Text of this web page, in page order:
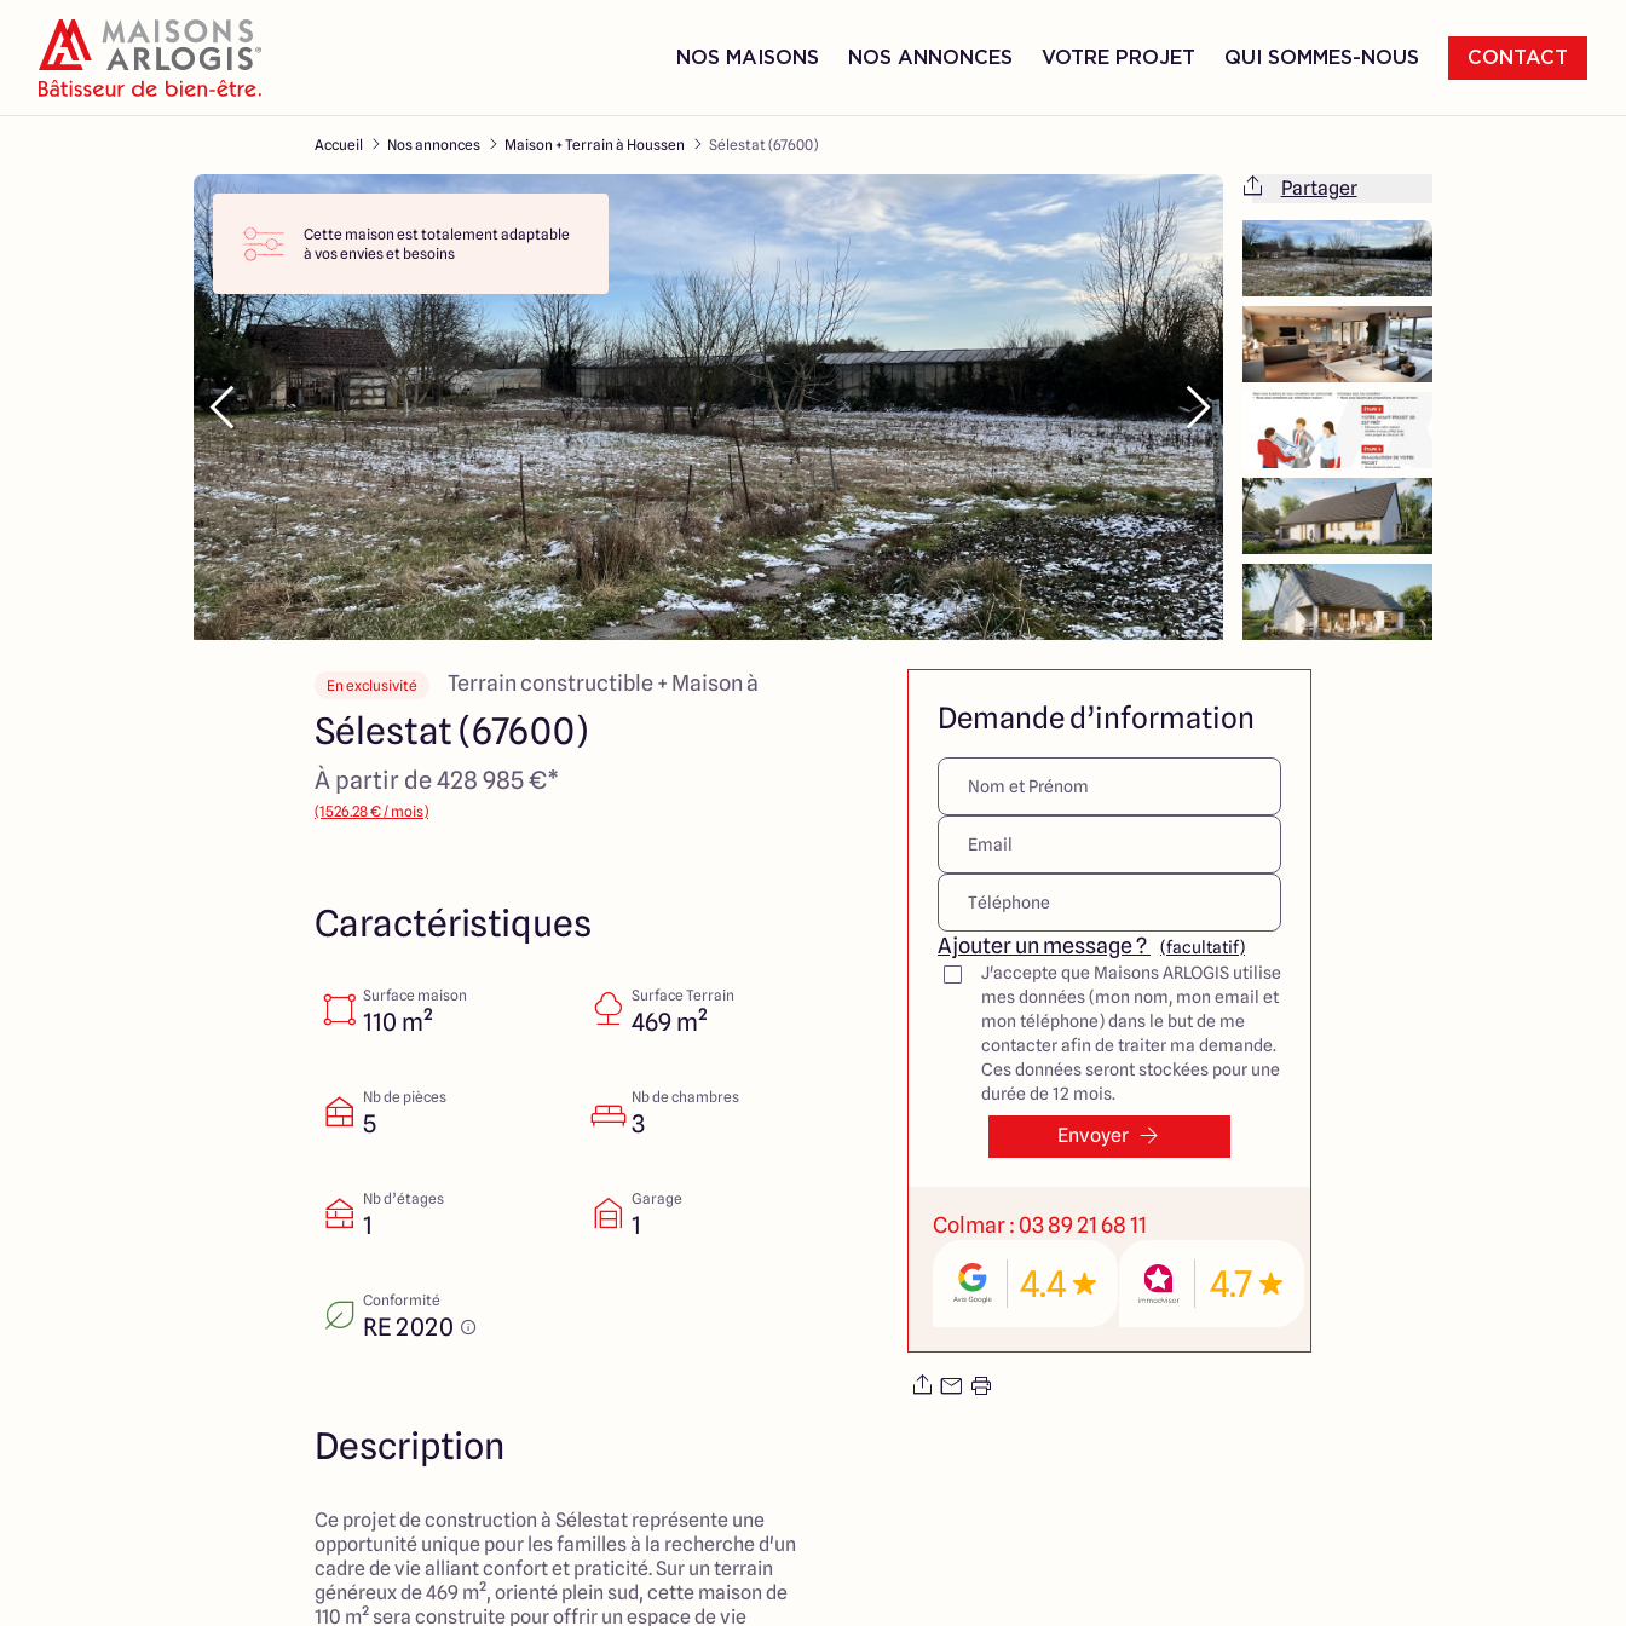
NOS MAISONS NOS ANNONCES VOTRE PROJET QUI SOMMES-NOUS CONTACT
Accueil Nos annonces Maison + Terrain à Houssen Sélestat (67600)
Cette maison est totalement adaptable
à vos envies et besoins
Cette maison est totalement adaptable
à vos envies et besoins
Partager
En exclusivité Terrain constructible + Maison à
Sélestat (67600)
À partir de 428 985 €*
(1526.28 € / mois)
Caractéristiques
Surface maison
110 m²
Surface Terrain
469 m²
Nb de pièces
5
Nb de chambres
3
Nb d’étages
1
Garage
1
Conformité
RE 2020
Description
Ce projet de construction à Sélestat représente une
opportunité unique pour les familles à la recherche d'un
cadre de vie alliant confort et praticité. Sur un terrain
généreux de 469 m², orienté plein sud, cette maison de
110 m² sera construite pour offrir un espace de vie
Demande d’information
Ajouter un message ?
(facultatif)
J'accepte que Maisons ARLOGIS utilise
mes données (mon nom, mon email et
mon téléphone) dans le but de me
contacter afin de traiter ma demande.
Ces données seront stockées pour une
durée de 12 mois.
Envoyer
Colmar : 03 89 21 68 11
4.4 4.7